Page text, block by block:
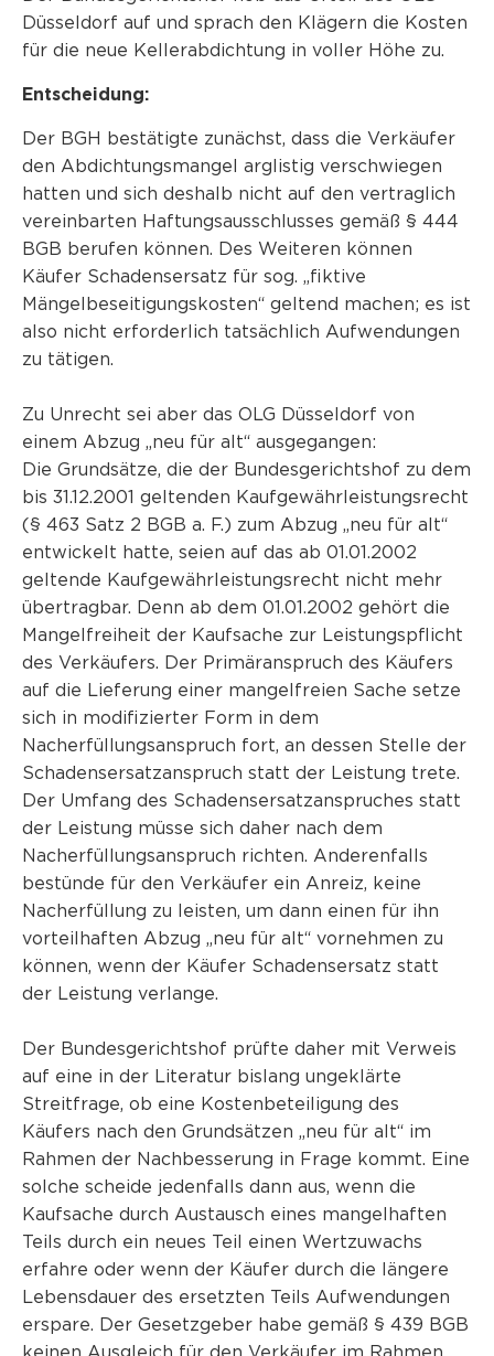
Düsseldorf auf und sprach den Klägern die Kosten
für die neue Kellerabdichtung in voller Höhe zu.
Entscheidung:
Der BGH bestätigte zunächst, dass die Verkäufer
den Abdichtungsmangel arglistig verschwiegen
hatten und sich deshalb nicht auf den vertraglich
vereinbarten Haftungsausschlusses gemäß § 444
BGB berufen können. Des Weiteren können
Käufer Schadensersatz für sog. „fiktive
Mängelbeseitigungskosten“ geltend machen; es ist
also nicht erforderlich tatsächlich Aufwendungen
zu tätigen.
Zu Unrecht sei aber das OLG Düsseldorf von
einem Abzug „neu für alt“ ausgegangen:
Die Grundsätze, die der Bundesgerichtshof zu dem
bis 31.12.2001 geltenden Kaufgewährleistungsrecht
(§ 463 Satz 2 BGB a. F.) zum Abzug „neu für alt“
entwickelt hatte, seien auf das ab 01.01.2002
geltende Kaufgewährleistungsrecht nicht mehr
übertragbar. Denn ab dem 01.01.2002 gehört die
Mangelfreiheit der Kaufsache zur Leistungspflicht
des Verkäufers. Der Primäranspruch des Käufers
auf die Lieferung einer mangelfreien Sache setze
sich in modifizierter Form in dem
Nacherfüllungsanspruch fort, an dessen Stelle der
Schadensersatzanspruch statt der Leistung trete.
Der Umfang des Schadensersatzanspruches statt
der Leistung müsse sich daher nach dem
Nacherfüllungsanspruch richten. Anderenfalls
bestünde für den Verkäufer ein Anreiz, keine
Nacherfüllung zu leisten, um dann einen für ihn
vorteilhaften Abzug „neu für alt“ vornehmen zu
können, wenn der Käufer Schadensersatz statt
der Leistung verlange.
Der Bundesgerichtshof prüfte daher mit Verweis
auf eine in der Literatur bislang ungeklärte
Streitfrage, ob eine Kostenbeteiligung des
Käufers nach den Grundsätzen „neu für alt“ im
Rahmen der Nachbesserung in Frage kommt. Eine
solche scheide jedenfalls dann aus, wenn die
Kaufsache durch Austausch eines mangelhaften
Teils durch ein neues Teil einen Wertzuwachs
erfahre oder wenn der Käufer durch die längere
Lebensdauer des ersetzten Teils Aufwendungen
erspare. Der Gesetzgeber habe gemäß § 439 BGB